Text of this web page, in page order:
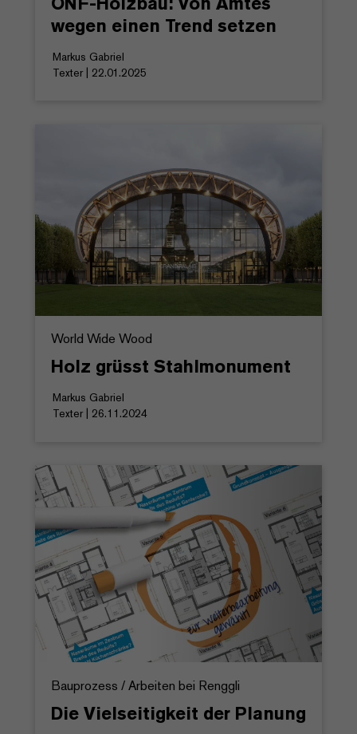
wegen einen Trend setzen
Markus Gabriel
Texter | 22.01.2025
World Wide Wood
Holz grüsst Stahlmonument
Markus Gabriel
Texter | 26.11.2024
Bauprozess / Arbeiten bei Renggli
Die Vielseitigkeit der Planung